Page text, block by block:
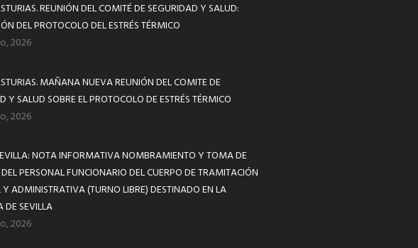
REUNIÓN DEL COMITÉ DE SEGURIDAD Y SALUD:
DEL PROTOCOLO DEL ESTRÉS TÉRMICO
2026
MAÑANA NUEVA REUNIÓN DEL COMITE DE
Y SALUD SOBRE EL PROTOCOLO DE ESTRÉS TÉRMICO
2026
NOTA INFORMATIVA NOMBRAMIENTO Y TOMA DE
PERSONAL FUNCIONARIO DEL CUERPO DE TRAMITACIÓN
Y ADMINISTRATIVA (TURNO LIBRE) DESTINADO EN LA
DE SEVILLA
2026